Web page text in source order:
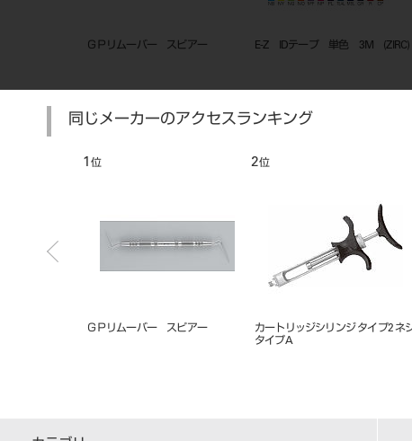
エンドホルダー ミラートップ クリアー２ ２０入
同じメーカーのアクセスランキング
7 位
金冠鋏
8位
ラバーダムクランプ